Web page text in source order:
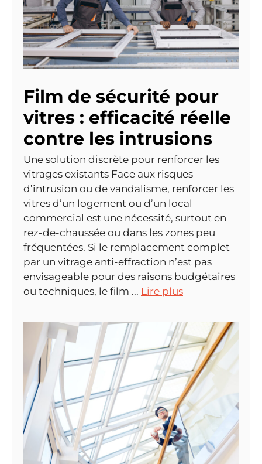
Film de sécurité pour
vitres : efficacité réelle
contre les intrusions
Une solution discrète pour renforcer les
vitrages existants Face aux risques
d’intrusion ou de vandalisme, renforcer les
vitres d’un logement ou d’un local
commercial est une nécessité, surtout en
rez-de-chaussée ou dans les zones peu
fréquentées. Si le remplacement complet
par un vitrage anti-effraction n’est pas
envisageable pour des raisons budgétaires
ou techniques, le film ... Lire plus